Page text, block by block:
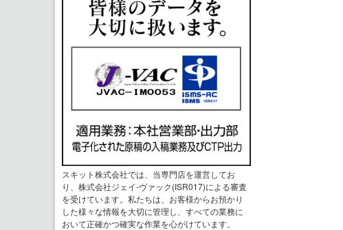
スキット株式会社では、当専門店を運営してお
り、株式会社ジェイ-ヴァック(ISR017)による審査
を受けています。私たちは、お客様からお預かり
した様々な情報を大切に管理し、すべての業務に
おいて正確かつ確実な作業を心がけています。